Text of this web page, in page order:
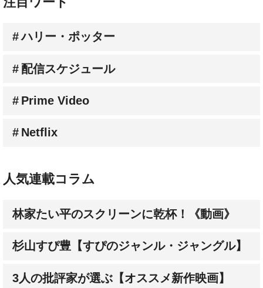
ハリー・ポッター
配信スケジュール
Prime Video
Netflix
林家たい平のスクリーンに乾杯！《動画》
杉山すぴ豊【すぴのジャンル・ジャングル】
3人の批評家が選ぶ【オススメ新作映画】
成田陽子【私が会った人気スターの昔と今】